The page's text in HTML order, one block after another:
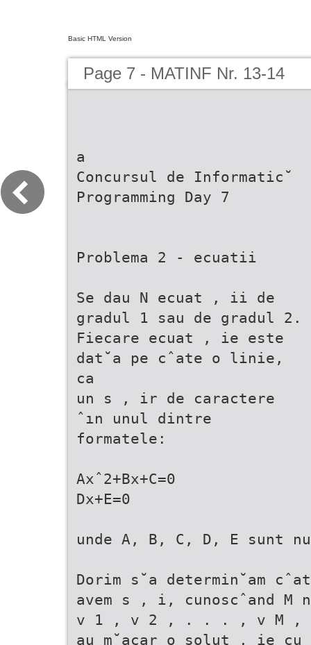
Basic HTML Version
Page 7 - MATINF Nr. 13-14
a
Concursul de Informatic˘
Programming Day 7
Problema 2 - ecuatii
Se dau N ecuat , ii de
gradul 1 sau de gradul 2.
Fiecare ecuat , ie este
dat˘a pe cˆate o linie,
ca
un s , ir de caractere
ˆın unul dintre
formatele:
Axˆ2+Bx+C=0
Dx+E=0
unde A, B, C, D, E sunt
Dorim s˘a determin˘am
avem s , i, cunoscˆand M
v 1 , v 2 , . . . , v M ,
au m˘acar o solut , ie